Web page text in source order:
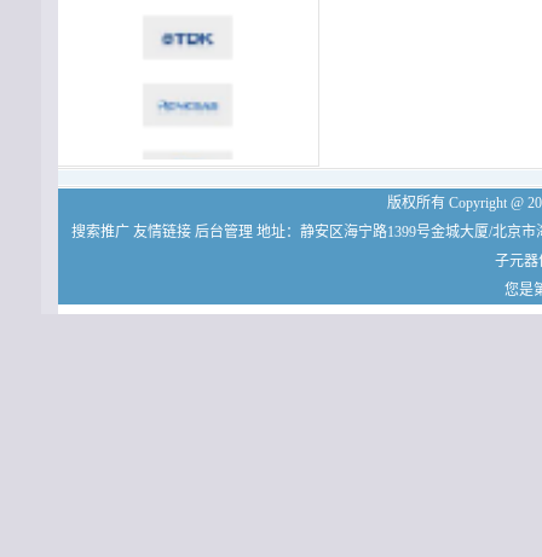
版权所有 Copyright @
搜索推广 友情链接 后台管理 地址：静安区海宁路1399号金城大厦/北京
子元器
您是